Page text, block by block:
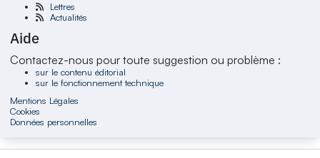
Lettres
Actualités
Aide
Contactez-nous pour toute suggestion ou problème :
sur le contenu éditorial
sur le fonctionnement technique
Mentions Légales
Cookies
Données personnelles